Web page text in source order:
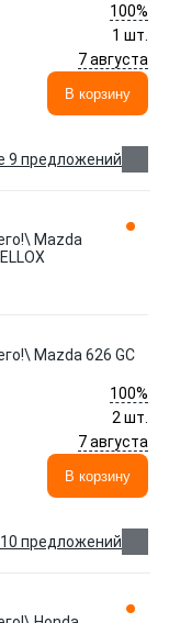
100%
1 шт.
7 августа
В корзину
9 предложений
Mazda
Mazda 626 GC
100%
2 шт.
7 августа
В корзину
предложений